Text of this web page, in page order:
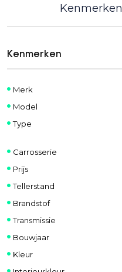
Kenmerken
Kenmerken
Merk
Model
Type
Carrosserie
Prijs
Tellerstand
Brandstof
Transmissie
Bouwjaar
Kleur